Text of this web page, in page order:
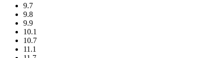
9.7
9.8
9.9
10.1
10.7
11.1